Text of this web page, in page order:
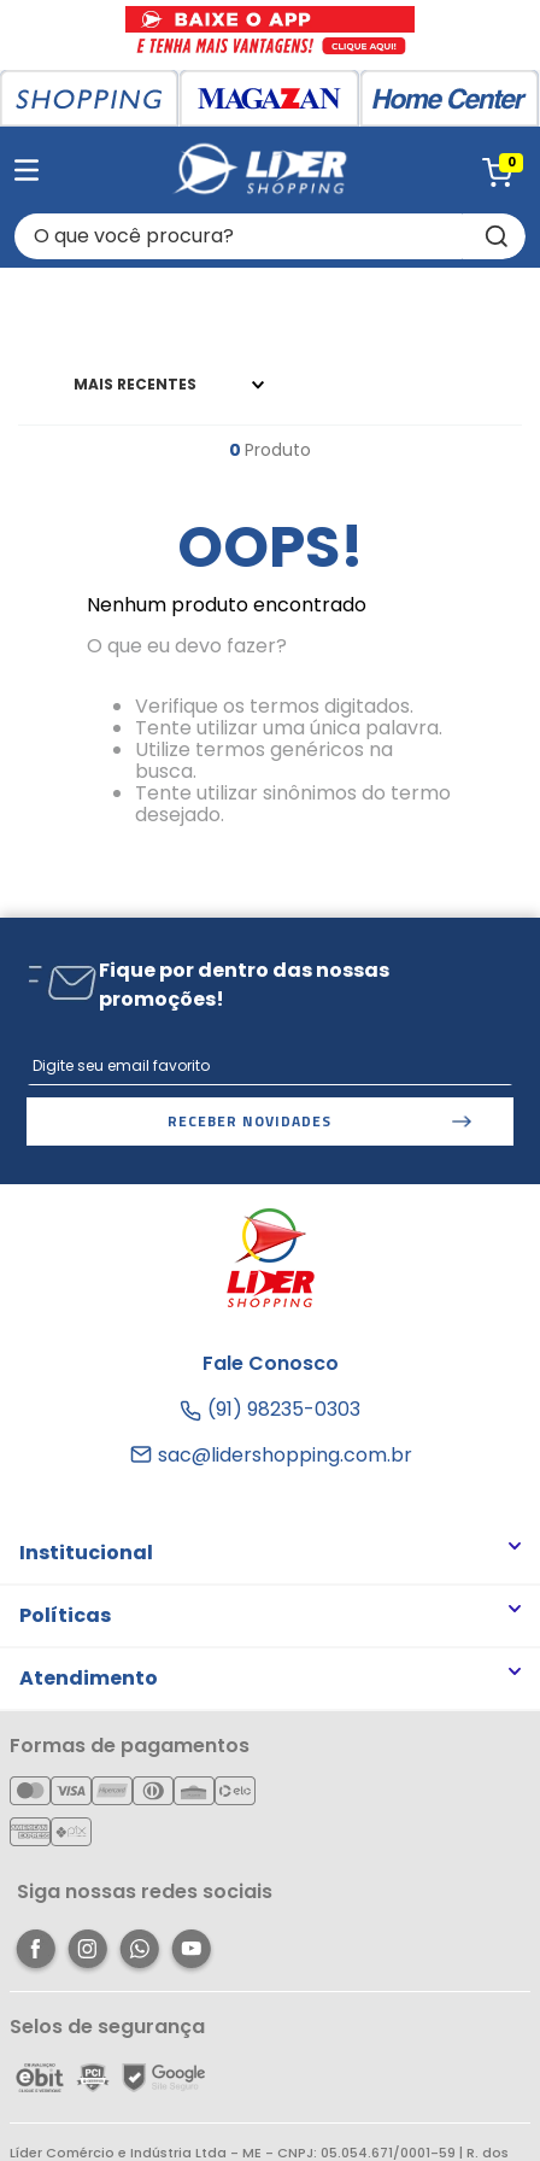
0
O que você procura?
MAIS RECENTES
0 Produto
OOPS!
Nenhum produto encontrado
O que eu devo fazer?
Verifique os termos digitados.
Tente utilizar uma única palavra.
Utilize termos genéricos na
busca.
Tente utilizar sinônimos do termo
desejado.
Fique por dentro das nossas
promoções!
RECEBER NOVIDADES
Fale Conosco
(91) 98235-0303
sac@lidershopping.com.br
Institucional
Quem somos
Notícias
Cartão Líderzan
Políticas
Trocas e Devoluções
Política de Privacidade
Política de Entrega
Política de Reembolso
Atendimento
Minha Conta
Meus Pedidos
Meus Favoritos
Central de Atendimento
Formas de pagamentos
Siga nossas redes sociais
Selos de segurança
Líder Comércio e Indústria Ltda - ME - CNPJ: 05.054.671/0001-59 | R. dos